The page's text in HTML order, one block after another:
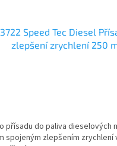
3722 Speed Tec Diesel
zlepšení zrychlení 250
přísadu do paliva dieselových
spojeným zlepšením